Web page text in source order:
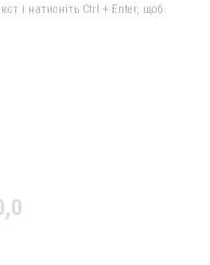
і натисніть Ctrl + Enter, щоб